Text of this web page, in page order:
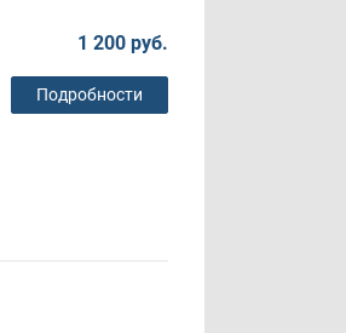
1 200 руб.
Подробности